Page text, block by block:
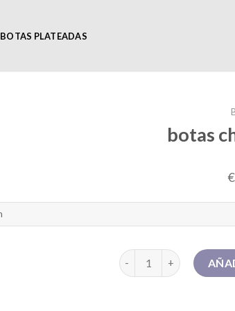
BOTAS PLATEADAS
botas
€
botas chelsea mujer